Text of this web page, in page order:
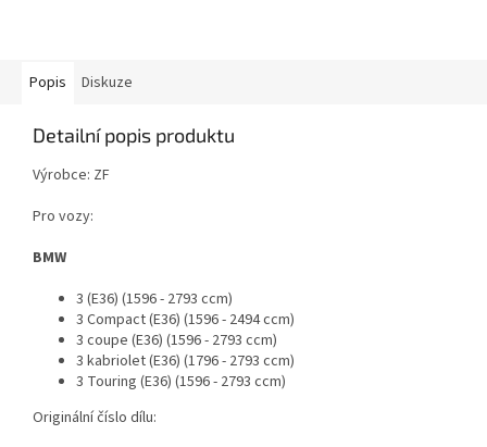
Popis Diskuze
Detailní popis produktu
Výrobce: ZF
Pro vozy:
BMW
3 (E36) (1596 - 2793 ccm)
3 Compact (E36) (1596 - 2494 ccm)
3 coupe (E36) (1596 - 2793 ccm)
3 kabriolet (E36) (1796 - 2793 ccm)
3 Touring (E36) (1596 - 2793 ccm)
Originální číslo dílu: